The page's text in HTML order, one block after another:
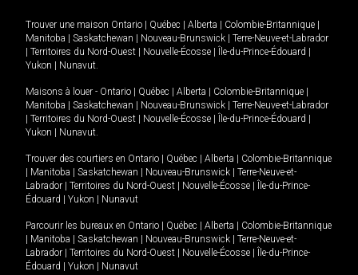
Trouver une maison Ontario Québec Alberta Colombie-Britannique
Manitoba
Saskatchewan Nouveau-Brunswick
Terre-Neuve-et-Labrador
Territoires du Nord-Ouest Nouvelle-Écosse Île-du-Prince-Édouard
Yukon
Nunavut.
Maisons à louer - Ontario Québec Alberta Colombie-Britannique
Manitoba
Saskatchewan Nouveau-Brunswick
Terre-Neuve-et-Labrador
Territoires du Nord-Ouest Nouvelle-Écosse Île-du-Prince-Édouard
Yukon
Nunavut.
Trouver des courtiers en Ontario Québec Alberta
Colombie-Britannique
Manitoba Saskatchewan Nouveau-Brunswick
Terre-Neuve-et-
Labrador
Territoires du Nord-Ouest Nouvelle-Écosse
Île-du-Prince-
Édouard
Yukon Nunavut
Parcourir les bureaux en Ontario Québec Alberta
Colombie-Britannique
Manitoba Saskatchewan Nouveau-Brunswick
Terre-Neuve-et-
Labrador
Territoires du Nord-Ouest Nouvelle-Écosse
Île-du-Prince-
Édouard
Yukon Nunavut